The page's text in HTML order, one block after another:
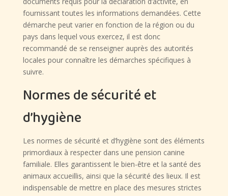
fournissant toutes les informations demandées. Cette
démarche peut varier en fonction de la région ou du
pays dans lequel vous exercez, il est donc
recommandé de se renseigner auprès des autorités
locales pour connaître les démarches spécifiques à
suivre.
Normes de sécurité et
d’hygiène
Les normes de sécurité et d’hygiène sont des éléments
primordiaux à respecter dans une pension canine
familiale. Elles garantissent le bien-être et la santé des
animaux accueillis, ainsi que la sécurité des lieux. Il est
indispensable de mettre en place des mesures strictes